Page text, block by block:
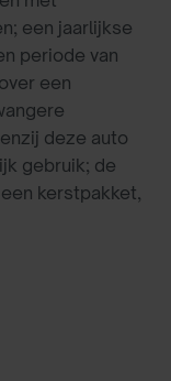
een jaarlijkse
periode van
een
deze auto
gebruik; de
kerstpakket,